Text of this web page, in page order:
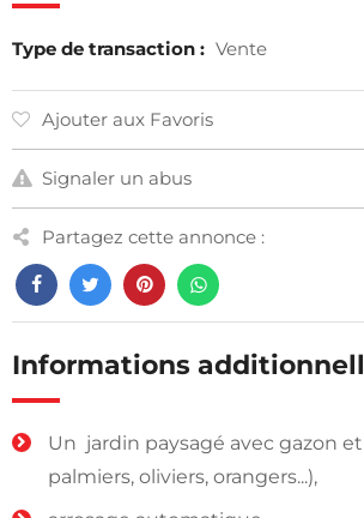
Type de transaction : Vente
Ajouter aux Favoris
Signaler un abus
Partagez cette annonce :
Informations
Un jardin paysagé avec gazon
palmiers, oliviers, orangers...),